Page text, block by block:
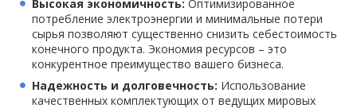
Высокая экономичность: Оптимизированное
потребление электроэнергии и минимальные потери
сырья позволяют существенно снизить себестоимость
конечного продукта. Экономия ресурсов – это
конкурентное преимущество вашего бизнеса.
Надежность и долговечность: Использование
качественных комплектующих от ведущих мировых